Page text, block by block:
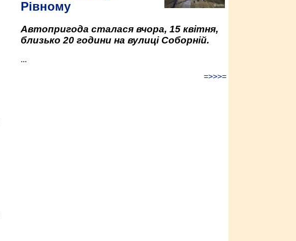
Рівному
Автопригода сталася вчора, 15 квітня,
близько 20 години на вулиці Соборній.
...
=>>>=